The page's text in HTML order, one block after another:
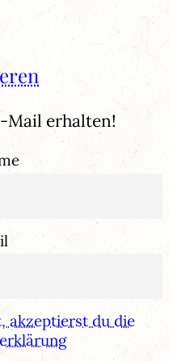
Mail erhalten!
akzeptierst du die